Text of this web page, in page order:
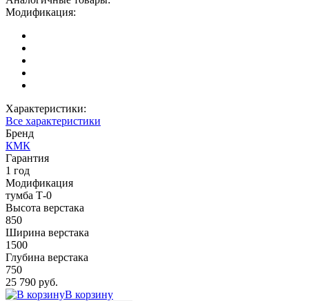
Модификация:
Характеристики:
Все характеристики
Бренд
КМК
Гарантия
1 год
Модификация
тумба Т-0
Высота верстака
850
Ширина верстака
1500
Глубина верстака
750
25 790 руб.
В корзину